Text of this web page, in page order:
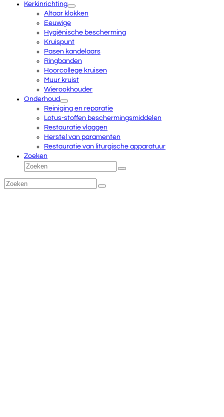
Kerkinrichting
Altaar klokken
Eeuwige
Hygiënische bescherming
Kruispunt
Pasen kandelaars
Ringbanden
Hoorcollege kruisen
Muur kruist
Wierookhouder
Onderhoud
Reiniging en reparatie
Lotus-stoffen beschermingsmiddelen
Restauratie vlaggen
Herstel van paramenten
Restauratie van liturgische apparatuur
Zoeken
Zoeken
Verzenden
Zoeken
Verzenden